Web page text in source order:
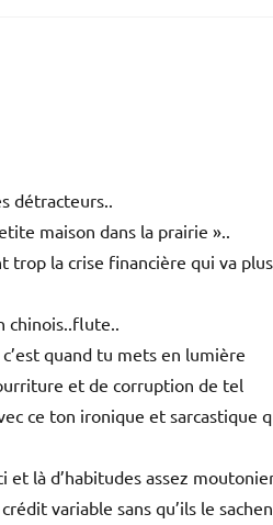
détracteurs..
maison dans la prairie »..
trop la crise financière qui va
quand tu mets en lumière
et de corruption de tel
ce ton ironique et sarcastique
et là d’habitudes assez
variable sans qu’ils le